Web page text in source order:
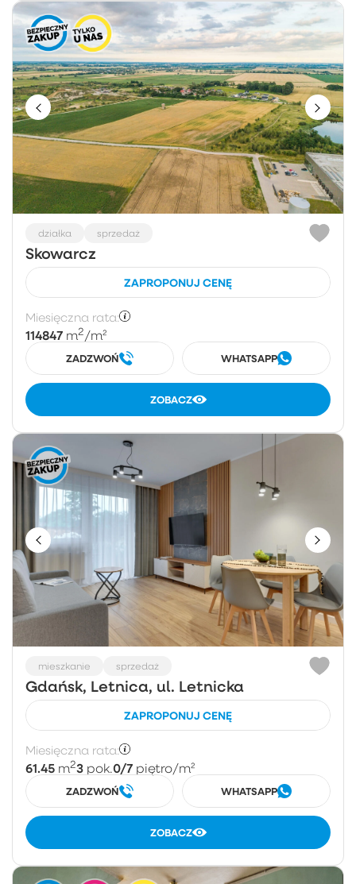
działka sprzedaż
Skowarcz
ZAPROPONUJ CENĘ
Miesięczna rata:
114847 m2/m²
ZADZWOŃ WHATSAPP
ZOBACZ
mieszkanie sprzedaż
Gdańsk, Letnica, ul. Letnicka
ZAPROPONUJ CENĘ
Miesięczna rata:
61.45 m23 pok.0/7 piętro/m²
ZADZWOŃ WHATSAPP
ZOBACZ